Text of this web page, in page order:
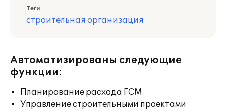
Теги
строительная организация
Автоматизированы следующие
функции:
Планирование расхода ГСМ
Управление строительными проектами